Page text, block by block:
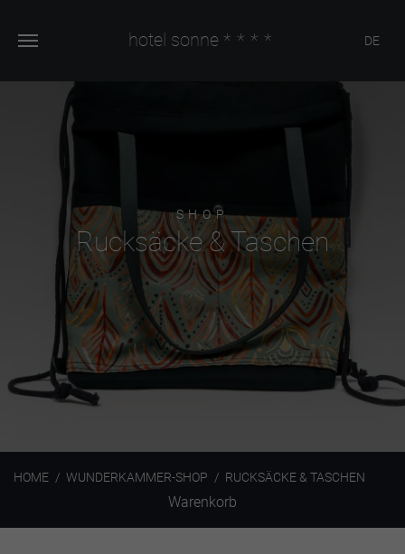
hotel sonne **** DE
SHOP
Rucksäcke & Taschen
HOME WUNDERKAMMER-SHOP RUCKSÄCKE & TASCHEN
Warenkorb